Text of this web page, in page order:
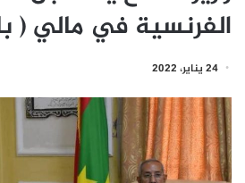
الفرنسية في مالي (
24 يناير، 2022